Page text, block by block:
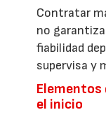
Contratar
no
fiabilidad
supervisa y
Elementos
el inicio